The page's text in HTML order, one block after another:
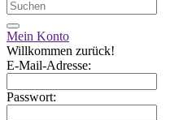
Mein Konto
Willkommen zurück!
E-Mail-Adresse:
Passwort: